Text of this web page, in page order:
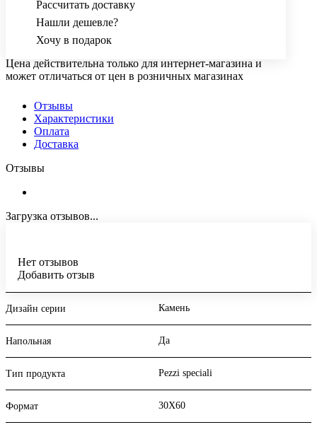
Рассчитать доставку
Нашли дешевле?
Хочу в подарок
Цена действительна только для интернет-магазина и
может отличаться от цен в розничных магазинах
Отзывы
Характеристики
Оплата
Доставка
Отзывы
Загрузка отзывов...
Нет отзывов
Добавить отзыв
Дизайн серии Камень
Напольная Да
Тип продукта Pezzi speciali
Формат 30X60